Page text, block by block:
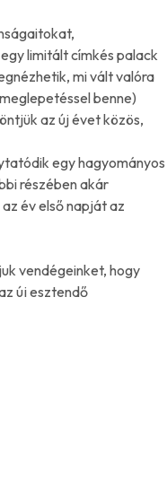
limitált címkés palack
mi vált valóra
benne)
az új évet közös,
egy hagyományos
részében akár
év első napját az
vendégeinket, hogy
új esztendő